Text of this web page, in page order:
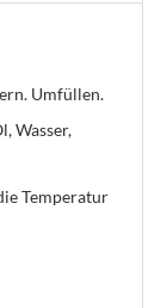
Umfüllen.
Wasser,
Temperatur